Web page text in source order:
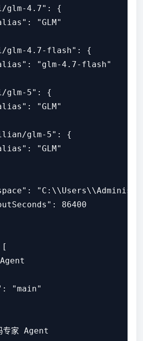
glm-4.7": {
"GLM"
glm-4.7-flash": {
"glm-4.7-flash"
glm-5": {
"GLM"
glm-5": {
"GLM"
86400
"main"
家 Agent